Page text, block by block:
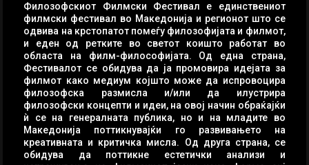
Филозофскиот Филмски Фестивал е единствениот
филмски фестивал во Македонија и регионот што се
одвива на крстопатот помеѓу филозофијата и филмот,
и еден од ретките во светот коишто работат во
областа на филм-философијата. Од една страна,
Фестивалот се обидува да ја промовира идејата за
филмот како медиум којшто може да испровоцира
филозофска размисла и/или да илустрира
филозофски концепти и идеи, на овој начин обраќајќи
ѝ се на генералната публика, но и на младите во
Македонија поттикнувајќи го развивањето на
креативната и критичка мисла. Од друга страна, се
обидува да поттикне естетички анализи и